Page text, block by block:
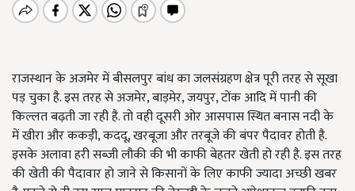
राजस्थान के अजमेर में बीसलपुर बांध का जलसंग्रहण क्षेत्र पूरी तरह से सूखा
पड़ चुका है. इस तरह से अजमेर, बाड़मेर, जयपुर, टोंक आदि में पानी की
किल्लत बढ़ती जा रही है. तो वही दूसरी ओर आसपास स्थित बनास नदी के
में खीरा और ककड़ी, कददू, खरबूजा और तरबूजे की बंपर पैदावर होती है.
इसके अलावा हरी सब्जी लौकी की भी काफी बेहतर खेती हो रही है. इस तरह
की खेती की पैदावार हो जाने से किसानों के लिए काफी ज्यादा अच्छी खबर